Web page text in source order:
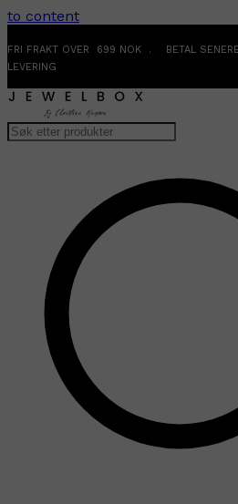
to content
FRI FRAKT OVER 699 NOK . BETAL
LEVERING